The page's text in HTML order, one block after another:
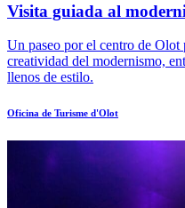
Visita guiada al
Un paseo por el centro de Olot
creatividad del modernismo,
llenos de estilo.
Oficina de Turisme d'Olot